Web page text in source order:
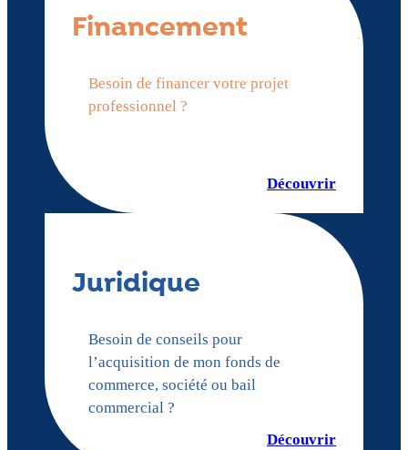
Financement
Besoin de financer votre projet
professionnel ?
Découvrir
Juridique
Besoin de conseils pour
l’acquisition de mon fonds de
commerce, société ou bail
commercial ?
Découvrir